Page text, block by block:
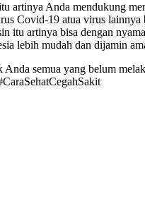
artinya Anda mendukung
Covid-19 atua virus
itu artinya bisa dengan
lebih mudah dan dijamin
semua yang belum